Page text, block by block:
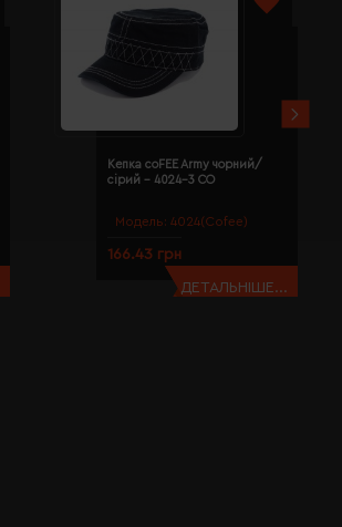
Модель: 4024(Cofee)
Кепка coFEE Army чорний/
сірий - 4024-3 CO
166.43 грн
ДЕТАЛЬНІШЕ...